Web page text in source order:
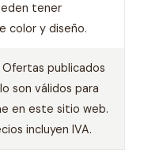
tener
color y diseño.
Ofertas publicados
son válidos para
en este sitio web.
incluyen IVA.